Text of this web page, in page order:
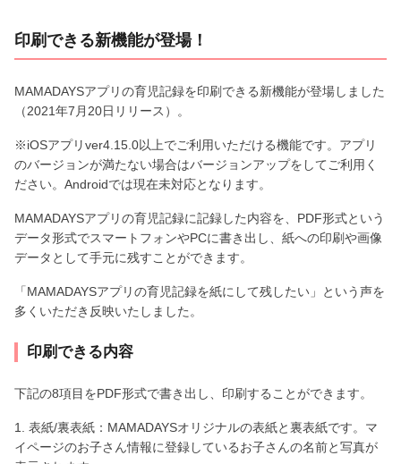
印刷できる新機能が登場！
MAMADAYSアプリの育児記録を印刷できる新機能が登場しました
（2021年7月20日リリース）。
※iOSアプリver4.15.0以上でご利用いただける機能です。アプリ
のバージョンが満たない場合はバージョンアップをしてご利用く
ださい。Androidでは現在未対応となります。
MAMADAYSアプリの育児記録に記録した内容を、PDF形式という
データ形式でスマートフォンやPCに書き出し、紙への印刷や画像
データとして手元に残すことができます。
「MAMADAYSアプリの育児記録を紙にして残したい」という声を
多くいただき反映いたしました。
印刷できる内容
下記の8項目をPDF形式で書き出し、印刷することができます。
1. 表紙/裏表紙：MAMADAYSオリジナルの表紙と裏表紙です。マ
イページのお子さん情報に登録しているお子さんの名前と写真が